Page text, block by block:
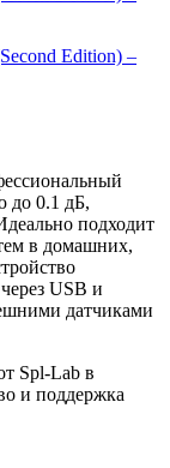
до 0.1 дБ,
подходит
в домашних,
USB и
датчиками
Spl-Lab в
и поддержка